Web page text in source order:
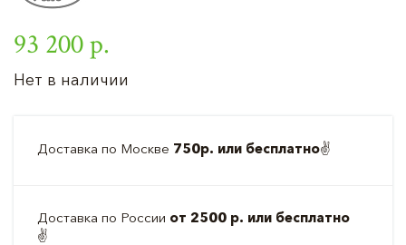
93 200 р.
Нет в наличии
Доставка по Москве 750р. или бесплатно✌️
Доставка по России от 2500 р. или бесплатно
✌️